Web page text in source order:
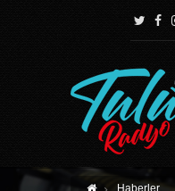
Haberler